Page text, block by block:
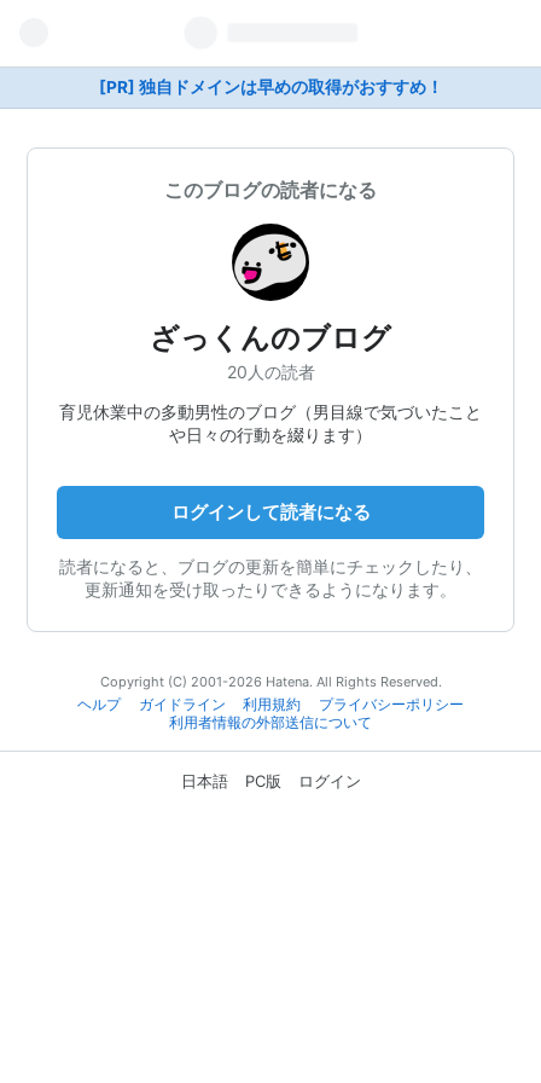
[PR] 独自ドメインは早めの取得がおすすめ！
このブログの読者になる
ざっくんのブログ
20人の読者
育児休業中の多動男性のブログ（男目線で気づいたこと
や日々の行動を綴ります）
ログインして読者になる
読者になると、ブログの更新を簡単にチェックしたり、
更新通知を受け取ったりできるようになります。
Copyright (C) 2001-2026 Hatena. All Rights Reserved.
ヘルプ
ガイドライン 利用規約
プライバシーポリシー
利用者情報の外部送信について
日本語 PC版 ログイン